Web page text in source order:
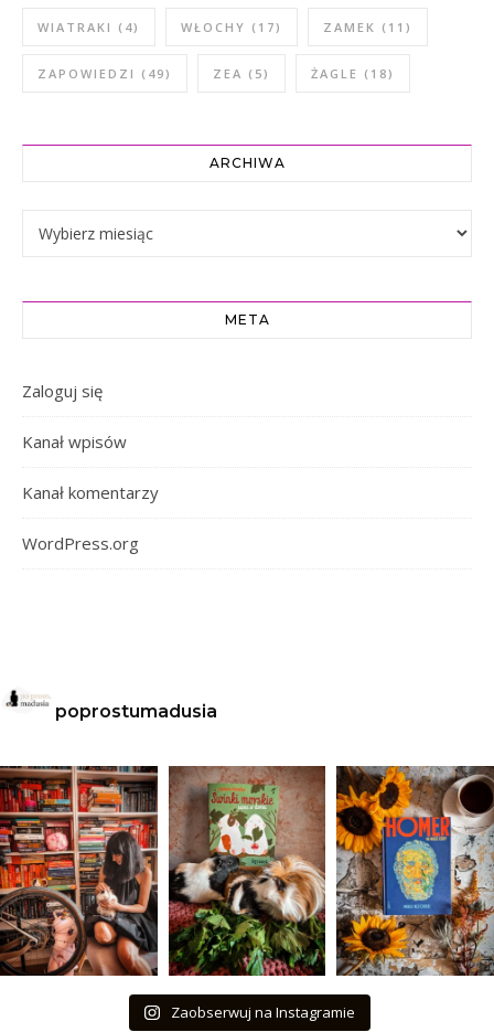
WIATRAKI (4) WŁOCHY (17) ZAMEK (11)
ZAPOWIEDZI (49) ZEA (5) ŻAGLE (18)
ARCHIWA
Archiwa
META
Zaloguj się
Kanał wpisów
Kanał komentarzy
WordPress.org
poprostumadusia
Zaobserwuj na Instagramie